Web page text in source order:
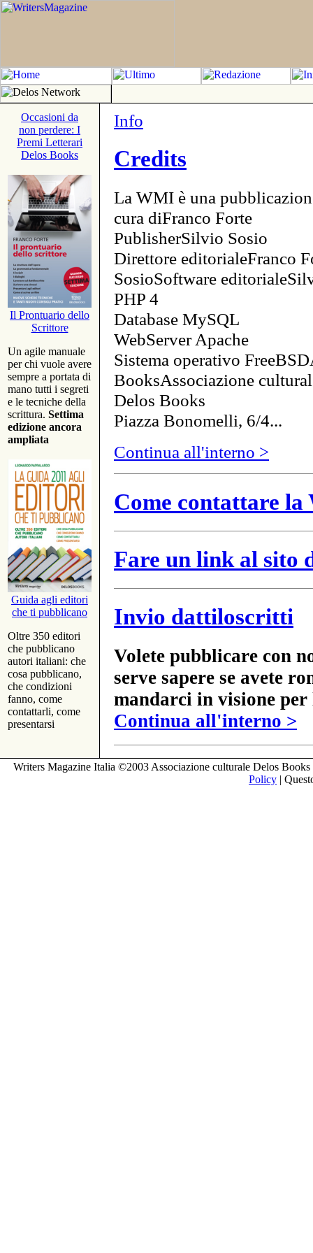
Occasioni da
non perdere: I
Premi Letterari
Delos Books
Il Prontuario dello
Scrittore
Un agile manuale
per chi vuole avere
sempre a portata di
mano tutti i segreti
e le tecniche della
scrittura. Settima
edizione ancora
ampliata
Guida agli editori
che ti pubblicano
Oltre 350 editori
che pubblicano
autori italiani: che
cosa pubblicano,
che condizioni
fanno, come
contattarli, come
presentarsi
Info
Credits
La WMI è una
cura diFranco Forte
PublisherSilvio Sosio
Direttore editorialeFranco
SosioSoftware
PHP 4
Database MySQL
WebServer Apache
Sistema operativo
BooksAssociazione
Delos Books
Piazza Bonomelli, 6/4...
Continua all'interno >
Come contattare
Fare un link al sito
Invio dattiloscritti
Volete pubblicare con
serve sapere se avete
mandarci in visione
Continua all'interno >
Writers Magazine Italia ©2003 Associazione culturale Delos
Policy |